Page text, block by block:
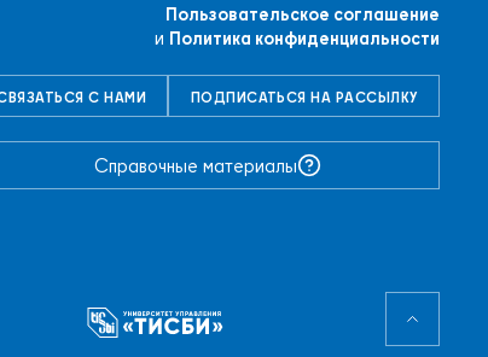
Пользовательское соглашение
и Политика конфиденциальности
С НАМИ ПОДПИСАТЬСЯ НА РАССЫЛКУ
Справочные материалы